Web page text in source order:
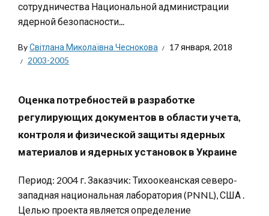
сотрудничества Национальной администрации
ядерной безопасности...
ByСвітлана Миколаївна Чеснокова
17 января, 2018
2003-2005
Оценка потребностей в разработке
регулирующих документов в области учета,
контроля и физической защиты ядерных
материалов и ядерных установок в Украине
Период: 2004 г. Заказчик: Тихоокеанская северо-
западная национальная лаборатория (PNNL), США .
Целью проекта является определение